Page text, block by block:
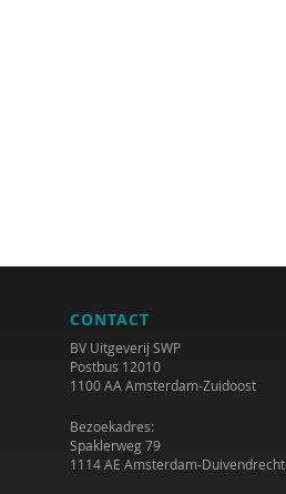
CONTACT
BV Uitgeverij SWP
Postbus 12010
1100 AA Amsterdam-Zuidoost
Bezoekadres:
Spaklerweg 79
1114 AE Amsterdam-Duivendrecht